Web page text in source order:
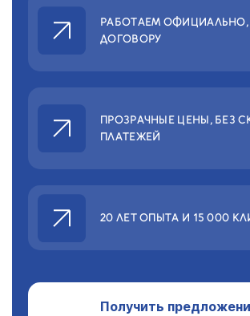
РАБОТАЕМ ОФИЦИАЛЬНО,
ДОГОВОРУ
ПРОЗРАЧНЫЕ ЦЕНЫ,БЕЗ
ПЛАТЕЖЕЙ
20 ЛЕТ ОПЫТА И 15 000
Получить